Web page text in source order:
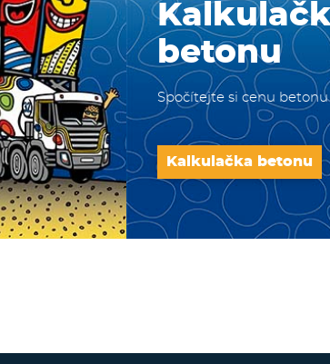
betonu
Spočítejte si cenu betonu
Kalkulačka betonu